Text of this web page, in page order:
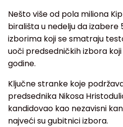
Nešto više od pola miliona
birališta u nedelju da izabere
izborima koji se smatraju
uoči predsedničkih izbora
godine.
Ključne stranke koje
predsednika Nikosa
kandidovao kao nezavisni
najveći su gubitnici izbora.